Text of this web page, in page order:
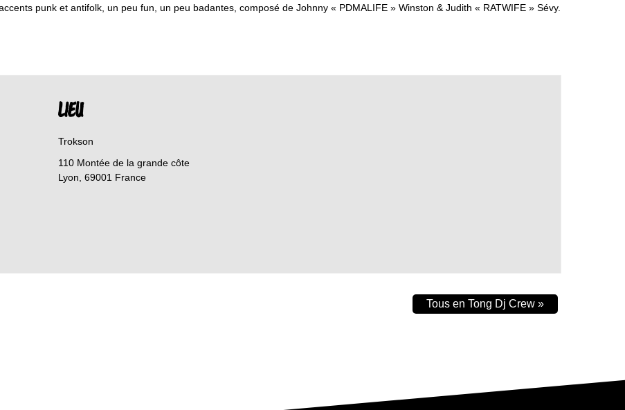
punk et antifolk, un peu fun, un peu badantes, composé de Johnny « PDMALIFE » Winston & Judith « RATWIFE » Sévy.
LIEU
Trokson
110 Montée de la grande côte
Lyon 69001 France
Tous en Tong Dj Crew »